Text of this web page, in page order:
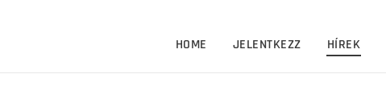
HOME JELENTKEZZ HÍREK